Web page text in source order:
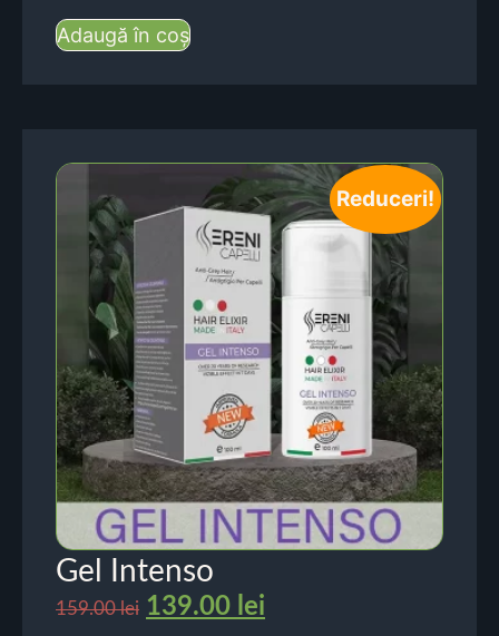
Adaugă în coș
Reduceri!
Gel Intenso
159.00lei 139.00 lei